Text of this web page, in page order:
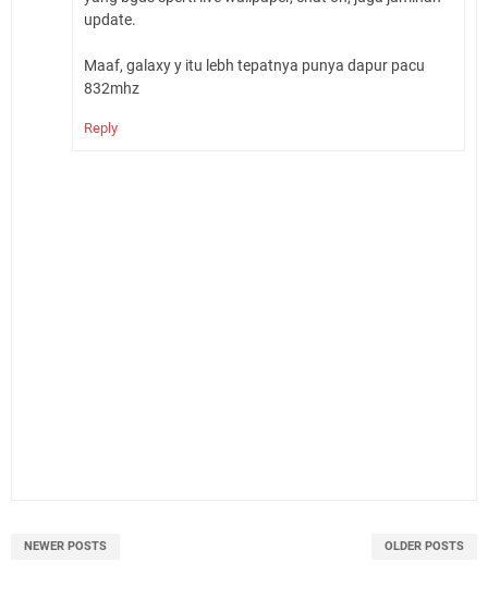
update.
Maaf, galaxy y itu lebh tepatnya punya dapur pacu
832mhz
Reply
NEWER POSTS OLDER POSTS